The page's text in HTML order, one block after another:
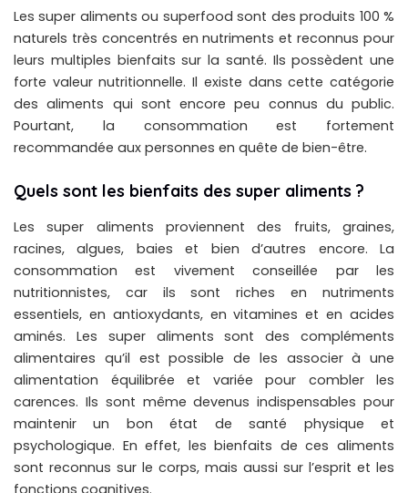
Les super aliments ou superfood sont des produits 100 %
naturels très concentrés en nutriments et reconnus pour
leurs multiples bienfaits sur la santé. Ils possèdent une
forte valeur nutritionnelle. Il existe dans cette catégorie
des aliments qui sont encore peu connus du public.
Pourtant, la consommation est fortement
recommandée aux personnes en quête de bien-être.
Quels sont les bienfaits des super aliments ?
Les super aliments proviennent des fruits, graines,
racines, algues, baies et bien d’autres encore. La
consommation est vivement conseillée par les
nutritionnistes, car ils sont riches en nutriments
essentiels, en antioxydants, en vitamines et en acides
aminés. Les super aliments sont des compléments
alimentaires qu’il est possible de les associer à une
alimentation équilibrée et variée pour combler les
carences. Ils sont même devenus indispensables pour
maintenir un bon état de santé physique et
psychologique. En effet, les bienfaits de ces aliments
sont reconnus sur le corps, mais aussi sur l’esprit et les
fonctions cognitives.